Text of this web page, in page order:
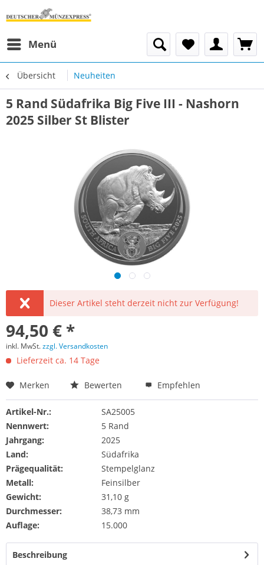
Menü
Übersicht Neuheiten
5 Rand Südafrika Big Five III - Nashorn
2025 Silber St Blister
Dieser Artikel steht derzeit nicht zur Verfügung!
94,50 € *
inkl. MwSt.zzgl. Versandkosten
Lieferzeit ca. 14 Tage
Merken Bewerten Empfehlen
Artikel-Nr.:
SA25005
Nennwert:
5 Rand
Jahrgang:
2025
Land:
Südafrika
Prägequalität:
Stempelglanz
Metall:
Feinsilber
Gewicht:
31,10 g
Durchmesser:
38,73 mm
Auflage:
15.000
Beschreibung